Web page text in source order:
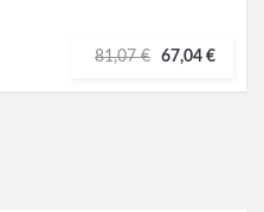
81,07 € 67,04 €